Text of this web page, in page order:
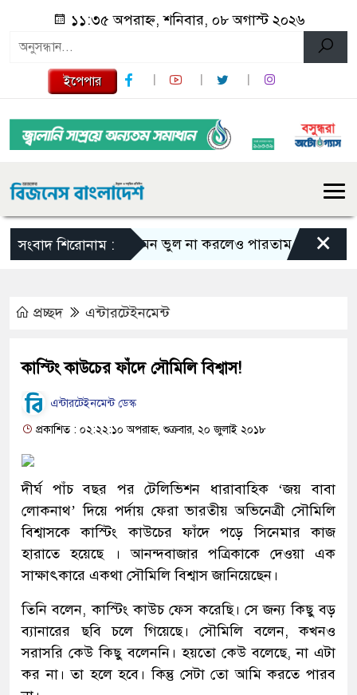
১১:৩৫ অপরাহ্ন, শনিবার, ০৮ অগাস্ট ২০২৬
ইপেপার
সংবাদ শিরোনাম :এমন ভুল না করলেও পারতাম : শাকিব খান
×
প্রচ্ছদ এন্টারটেইনমেন্ট
কাস্টিং কাউচের ফাঁদে সৌমিলি বিশ্বাস!
এন্টারটেইনমেন্ট ডেস্ক
প্রকাশিত : ০২:২২:১০ অপরাহ্ন, শুক্রবার, ২০ জুলাই ২০১৮
দীর্ঘ পাঁচ বছর পর টেলিভিশন ধারাবাহিক ‘জয় বাবা
লোকনাথ’ দিয়ে পর্দায় ফেরা ভারতীয় অভিনেত্রী সৌমিলি
বিশ্বাসকে কাস্টিং কাউচের ফাঁদে পড়ে সিনেমার কাজ
হারাতে হয়েছে । আনন্দবাজার পত্রিকাকে দেওয়া এক
সাক্ষাৎকারে একথা সৌমিলি বিশ্বাস জানিয়েছেন।
তিনি বলেন, কাস্টিং কাউচ ফেস করেছি। সে জন্য কিছু বড়
ব্যানারের ছবি চলে গিয়েছে। সৌমিলি বলেন, কখনও
সরাসরি কেউ কিছু বলেননি। হয়তো কেউ বলেছে, না এটা
কর না। তা হলে হবে। কিন্তু সেটা তো আমি করতে পারব